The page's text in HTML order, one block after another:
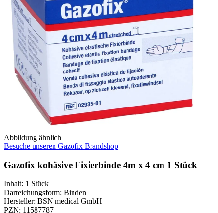
Abbildung ähnlich
Besuche unseren Gazofix Brandshop
Gazofix kohäsive Fixierbinde 4m x 4 cm 1 Stück
Inhalt: 1 Stück
Darreichungsform: Binden
Hersteller: BSN medical GmbH
PZN: 11587787